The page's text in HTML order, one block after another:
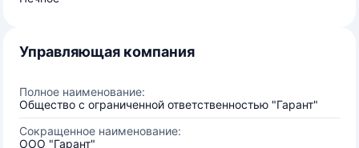
Управляющая компания
Полное наименование:
Общество с ограниченной ответственностью "Гарант"
Сокращенное наименование:
ООО "Гарант"